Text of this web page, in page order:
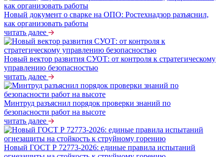
Новый документ о сварке на ОПО: Ростехнадзор разъяснил,
как организовать работы
читать далее
Новый вектор развития СУОТ: от контроля к стратегическому
управлению безопасностью
читать далее
Минтруд разъяснил порядок проверки знаний по
безопасности работ на высоте
читать далее
Новый ГОСТ Р 72773-2026: единые правила испытаний